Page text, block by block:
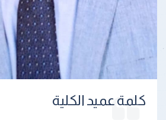
كلمة عميد الكلية